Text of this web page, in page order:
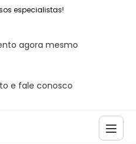
especialistas!
agora mesmo
e fale conosco